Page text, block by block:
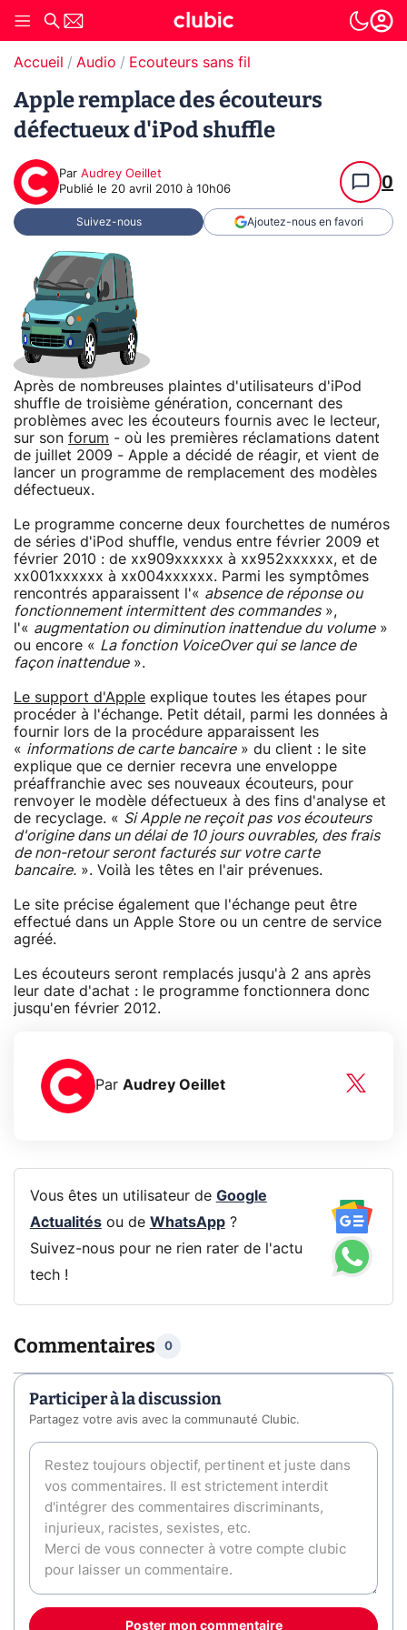
Accueil Audio Ecouteurs sans fil
Apple remplace des écouteurs
défectueux d'iPod shuffle
Par Audrey Oeillet
Publié le 20 avril 2010 à 10h06 0
Suivez-nous Ajoutez-nous en favori
Après de nombreuses plaintes d'utilisateurs d'iPod
shuffle de troisième génération, concernant des
problèmes avec les écouteurs fournis avec le lecteur,
sur son forum - où les premières réclamations datent
de juillet 2009 - Apple a décidé de réagir, et vient de
lancer un programme de remplacement des modèles
défectueux.
Le programme concerne deux fourchettes de numéros
de séries d'iPod shuffle, vendus entre février 2009 et
février 2010 : de xx909xxxxxx à xx952xxxxxx, et de
xx001xxxxxx à xx004xxxxxx. Parmi les symptômes
rencontrés apparaissent l'« absence de réponse ou
fonctionnement intermittent des commandes»,
l'« augmentation ou diminution inattendue du volume»
ou encore « La fonction VoiceOver qui se lance de
façon inattendue».
Le support d'Apple explique toutes les étapes pour
procéder à l'échange. Petit détail, parmi les données à
fournir lors de la procédure apparaissent les
« informations de carte bancaire» du client : le site
explique que ce dernier recevra une enveloppe
préaffranchie avec ses nouveaux écouteurs, pour
renvoyer le modèle défectueux à des fins d'analyse et
de recyclage. « Si Apple ne reçoit pas vos écouteurs
d'origine dans un délai de 10 jours ouvrables, des frais
de non-retour seront facturés sur votre carte
bancaire. ». Voilà les têtes en l'air prévenues.
Le site précise également que l'échange peut être
effectué dans un Apple Store ou un centre de service
agréé.
Les écouteurs seront remplacés jusqu'à 2 ans après
leur date d'achat : le programme fonctionnera donc
jusqu'en février 2012.
Par Audrey Oeillet
Vous êtes un utilisateur de Google
Actualitésou de WhatsApp?
Suivez-nous pour ne rien rater de l'actu
tech !
Commentaires 0
Participer à la discussion
Partagez votre avis avec la communauté Clubic.
Poster mon commentaire